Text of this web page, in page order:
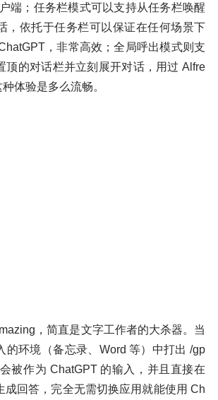
端；任务栏模式可以支持从任务栏唤醒
，依托于任务栏可以保证在任何场景下
，非常高效；全局呼出模式则支
顶的对话栏并立刻展开对话，用过 Alfre
体验是多么流畅。
，简直是文字工作者的大杀器。当
的环境（备忘录、Word 等）中打出 /gp
被作为 ChatGPT 的输入，并且直接在
成回答，完全无需切换应用就能使用 Ch